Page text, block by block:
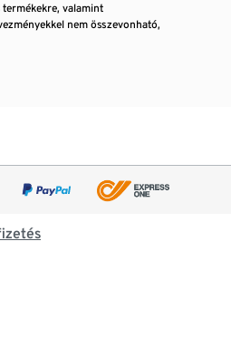
termékekre, valamint
nem összevonható,